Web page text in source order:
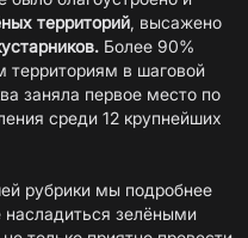
территорий, высажено
Более 90%
территориям в шаговой
заняла первое место по
среди 12 крупнейших
рубрики мы подробнее
зелёными